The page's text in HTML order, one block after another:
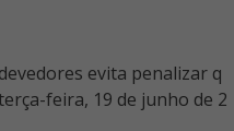
evita penalizar q
feira, 19 de junho de 2